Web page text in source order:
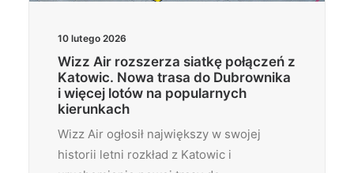
10 lutego 2026
Wizz Air rozszerza siatkę połączeń z
Katowic. Nowa trasa do Dubrownika
i więcej lotów na popularnych
kierunkach
Wizz Air ogłosił największy w swojej
historii letni rozkład z Katowic i